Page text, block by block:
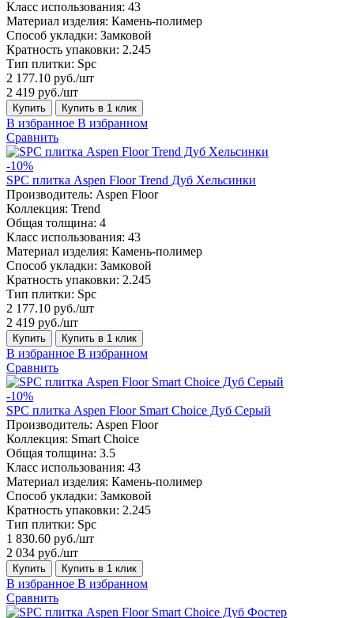
Класс использования: 43
Материал изделия: Камень-полимер
Способ укладки: Замковой
Кратность упаковки: 2.245
Тип плитки: Spc
2 177.10 руб./шт
2 419 руб./шт
Купить Купить в 1 клик
В избранное В избранном
Сравнить
-10%
SPC плитка Aspen Floor Trend Дуб Хельсинки
Производитель: Aspen Floor
Коллекция: Trend
Общая толщина: 4
Класс использования: 43
Материал изделия: Камень-полимер
Способ укладки: Замковой
Кратность упаковки: 2.245
Тип плитки: Spc
2 177.10 руб./шт
2 419 руб./шт
Купить Купить в 1 клик
В избранное В избранном
Сравнить
-10%
SPC плитка Aspen Floor Smart Choice Дуб Серый
Производитель: Aspen Floor
Коллекция: Smart Choice
Общая толщина: 3.5
Класс использования: 43
Материал изделия: Камень-полимер
Способ укладки: Замковой
Кратность упаковки: 2.245
Тип плитки: Spc
1 830.60 руб./шт
2 034 руб./шт
Купить Купить в 1 клик
В избранное В избранном
Сравнить